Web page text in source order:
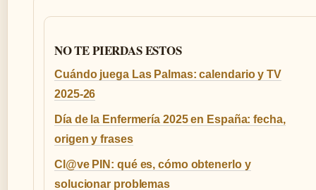
NO TE PIERDAS ESTOS
Cuándo juega Las Palmas: calendario y TV
2025-26
Día de la Enfermería 2025 en España: fecha,
origen y frases
Cl@ve PIN: qué es, cómo obtenerlo y
solucionar problemas